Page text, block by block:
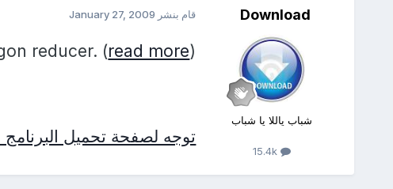
Download
شباب ياللا يا شباب
15.4k
قام بنشر January 27, 2009
reducer. (read more)
توجه لصفحة تحميل البرنامج